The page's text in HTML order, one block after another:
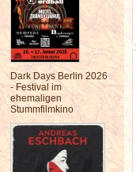
Dark Days Berlin 2026
- Festival im
ehemaligen
Stummfilmkino